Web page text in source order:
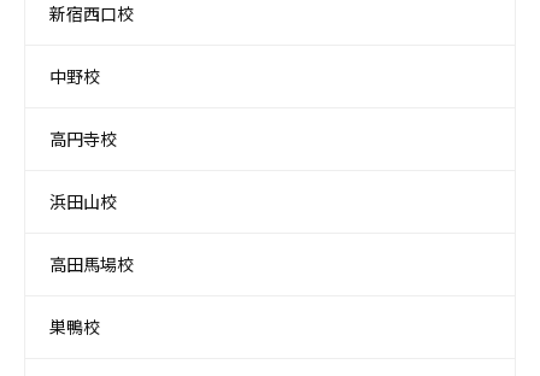
新宿西口校
中野校
高円寺校
浜田山校
高田馬場校
巣鴨校